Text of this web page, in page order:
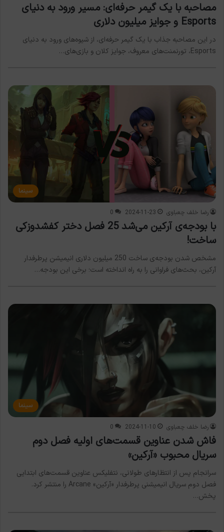
مصاحبه با یک گیمر حرفه‌ای: مسیر ورود به دنیای
Esports و جوایز میلیون دلاری
در این مصاحبه جذاب با یک گیمر حرفه‌ای، از شیوه‌های ورود به دنیای
Esports، تورنمنت‌های معروف، جوایز کلان و بازی‌های…
سینما
رضا خلف چعباوی 2024-11-23
0
با بودجه‌ی آرکین می‌شد 25 فصل دختر کفشدوزکی
ساخت!
مشخص شدن بودجه‌ی ساخت 250 میلیون دلاری انیمیشن پرطرفدار
آرکین، بحث‌های فراوانی را به راه انداخته است؛ برخی این بودجه…
سینما
رضا خلف چعباوی 2024-11-10
0
فاش شدن عناوین قسمت‌های اولیه فصل دوم
سریال محبوب «آرکین»
سرانجام پس از انتظارهای طولانی، نتفلیکس عناوین قسمت‌های ابتدایی
فصل دوم سریال انیمیشنی پرطرفدار «آرکین» Arcane را منتشر کرد.
پخش…